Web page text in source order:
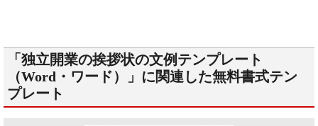
「独立開業の挨拶状の文例テンプレート
（Word・ワード）」に関連した無料書式テン
プレート